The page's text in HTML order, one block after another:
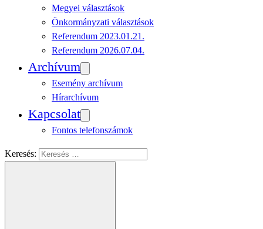
Megyei választások
Önkormányzati választások
Referendum 2023.01.21.
Referendum 2026.07.04.
Archívum
Esemény archívum
Hírarchívum
Kapcsolat
Fontos telefonszámok
Keresés: